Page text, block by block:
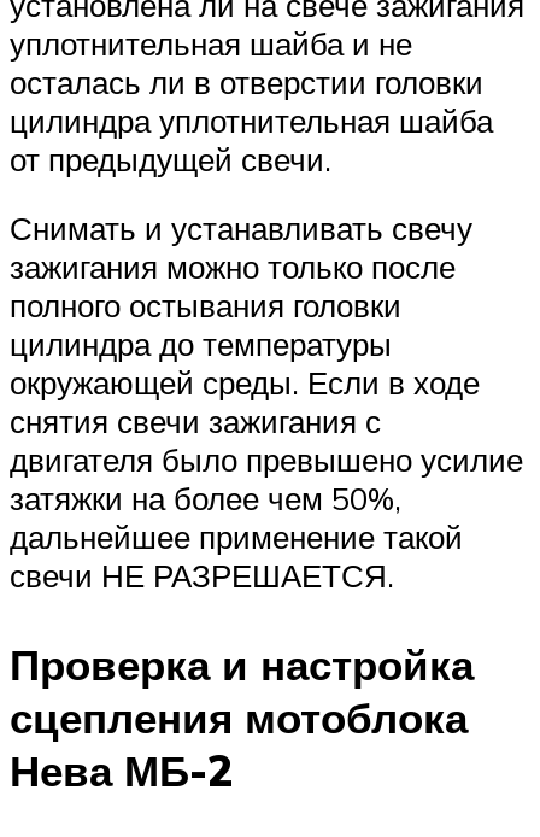
уплотнительная шайба и не
осталась ли в отверстии головки
цилиндра уплотнительная шайба
от предыдущей свечи.
Снимать и устанавливать свечу
зажигания можно только после
полного остывания головки
цилиндра до температуры
окружающей среды. Если в ходе
снятия свечи зажигания с
двигателя было превышено усилие
затяжки на более чем 50%,
дальнейшее применение такой
свечи НЕ РАЗРЕШАЕТСЯ.
Проверка и настройка
сцепления мотоблока
Нева МБ-2